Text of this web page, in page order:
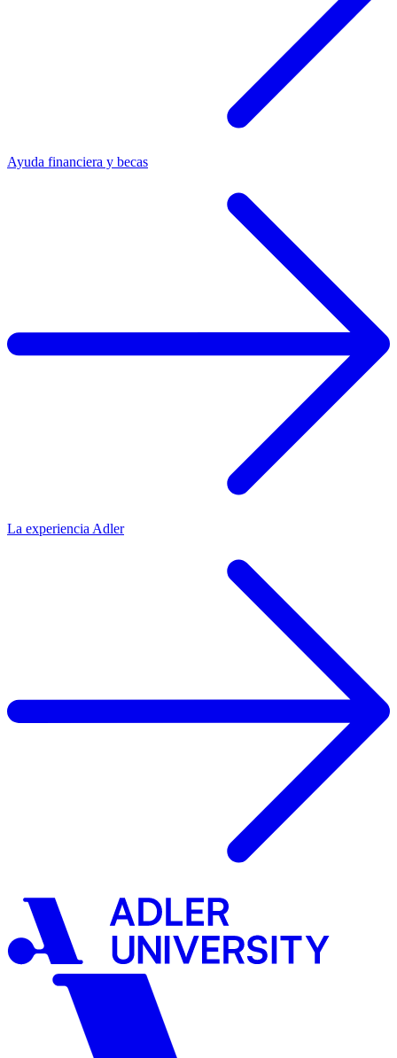
Ayuda financiera y becas
La experiencia Adler